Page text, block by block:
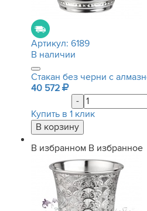
Артикул: 6189
В наличии
Стакан без черни с
40 572
-
Купить в 1 клик
В избранном В избранное